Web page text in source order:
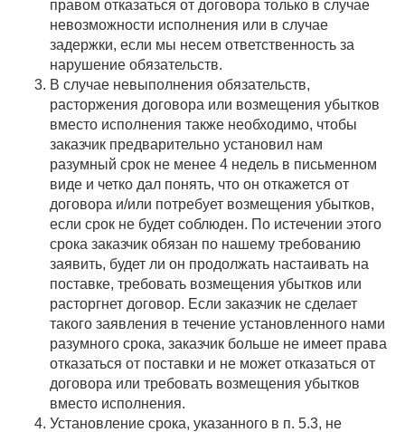
правом отказаться от договора только в случае
невозможности исполнения или в случае
задержки, если мы несем ответственность за
нарушение обязательств.
В случае невыполнения обязательств,
расторжения договора или возмещения убытков
вместо исполнения также необходимо, чтобы
заказчик предварительно установил нам
разумный срок не менее 4 недель в письменном
виде и четко дал понять, что он откажется от
договора и/или потребует возмещения убытков,
если срок не будет соблюден. По истечении этого
срока заказчик обязан по нашему требованию
заявить, будет ли он продолжать настаивать на
поставке, требовать возмещения убытков или
расторгнет договор. Если заказчик не сделает
такого заявления в течение установленного нами
разумного срока, заказчик больше не имеет права
отказаться от поставки и не может отказаться от
договора или требовать возмещения убытков
вместо исполнения.
Установление срока, указанного в п. 5.3, не